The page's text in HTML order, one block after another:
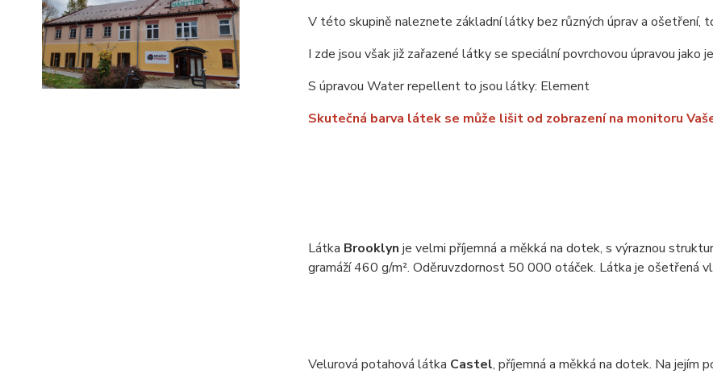
V této skupině naleznete základní látky bez různých úprav a
I zde jsou však již zařazené látky se speciální povrchovou úpravou
S úpravou Water repellent to jsou látky: Element
Skutečná barva látek se může lišit od zobrazení na monitoru
Látka Brooklyn je velmi příjemná a měkká na dotek, s výraznou
gramáží 460 g/m². Oděruvzdornost 50 000 otáček. Látka je ošetřená
Velurová potahová látka Castel, příjemná a měkká na dotek. Na jejím